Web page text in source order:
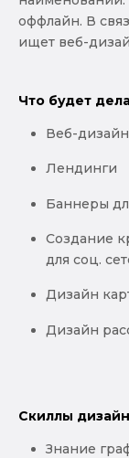
оффлайн. В
ищет веб-
Что будет
Веб-
Лендинги
Баннеры
Создание
для соц.
Дизайн
Дизайн
Скиллы
Знание